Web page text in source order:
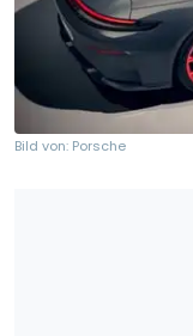
Bild von: Porsche